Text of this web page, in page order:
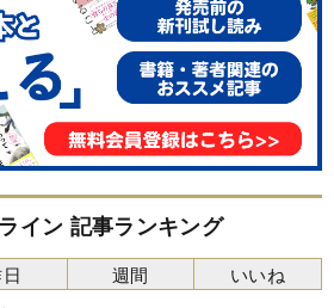
イン 記事ランキング
週間 いいね